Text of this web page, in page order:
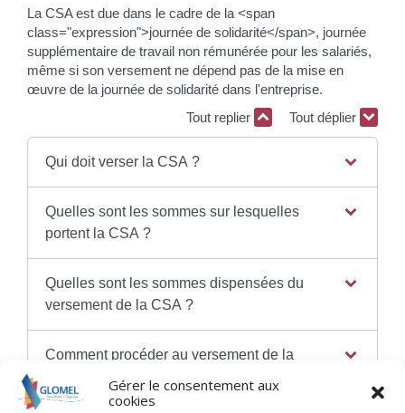
Gérer le consentement aux
cookies
La CSA est due dans le cadre de la <span
class="expression">journée de solidarité</span>, journée
supplémentaire de travail non rémunérée pour les salariés,
même si son versement ne dépend pas de la mise en
œuvre de la journée de solidarité dans l'entreprise.
Tout replier
Tout déplier
Qui doit verser la CSA ?
Quelles sont les sommes sur lesquelles
portent la CSA ?
Quelles sont les sommes dispensées du
versement de la CSA ?
Comment procéder au versement de la